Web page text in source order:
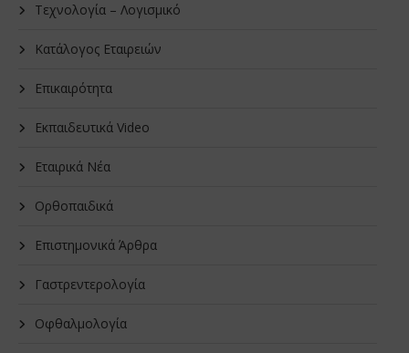
Τεχνολογία – Λογισμικό
Κατάλογος Εταιρειών
Επικαιρότητα
Εκπαιδευτικά Video
Εταιρικά Νέα
Oρθοπαιδικά
Επιστημονικά Άρθρα
Γαστρεντερολογία
Οφθαλμολογία